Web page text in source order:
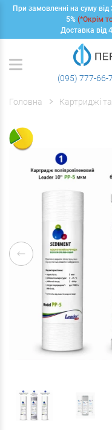
При замовленні на суму
5% (*Окрім
Доставка від
(095) 777-66-
Головна Картриджі